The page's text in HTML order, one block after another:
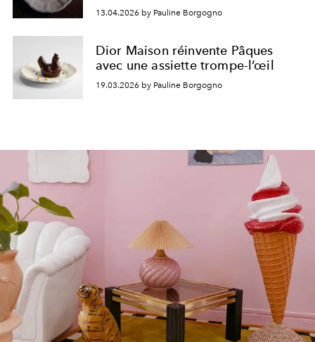
13.04.2026 by Pauline Borgogno
Dior Maison réinvente Pâques
avec une assiette trompe-l’œil
19.03.2026 by Pauline Borgogno